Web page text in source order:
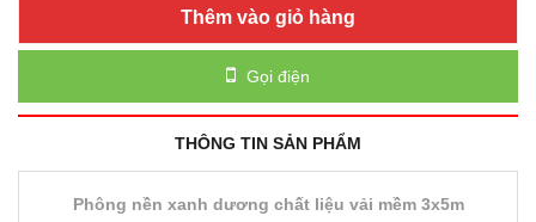
Thêm vào giỏ hàng
Gọi điện
THÔNG TIN SẢN PHẨM
Phông nền xanh dương chất liệu vải mềm 3x5m